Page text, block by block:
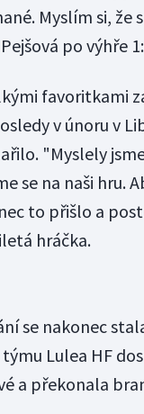
Myslím si,
po výhře
favoritkami
v únoru v
"Myslely
se na naši hru.
to přišlo a
hráčka.
se nakonec
Lulea HF
a překonala